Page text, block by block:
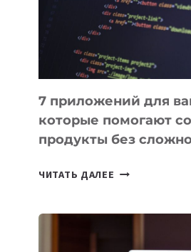
РАБОТЫ
7 приложений для
которые помогают
продукты без
ЧИТАТЬ ДАЛЕЕ